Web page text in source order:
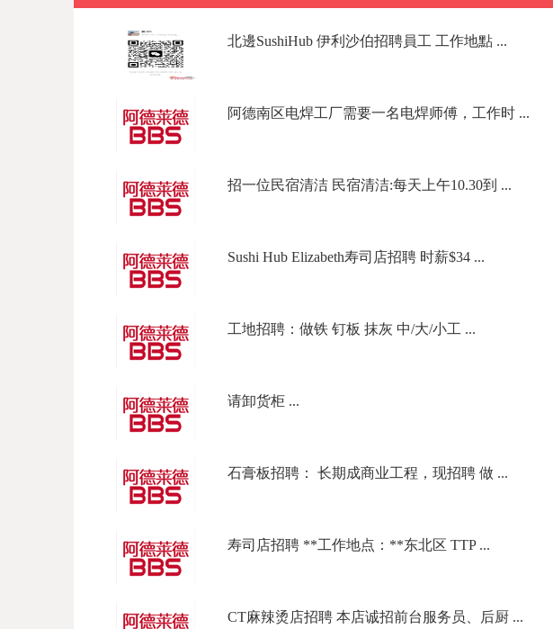
北邊SushiHub 伊利沙伯招聘員工 工作地點 ...
阿德南区电焊工厂需要一名电焊师傅，工作时 ...
招一位民宿清洁 民宿清洁:每天上午10.30到 ...
Sushi Hub Elizabeth寿司店招聘 时薪$34 ...
工地招聘：做铁 钉板 抹灰 中/大/小工 ...
请卸货柜 ...
石膏板招聘： 长期成商业工程，现招聘 做 ...
寿司店招聘 **工作地点：**东北区 TTP ...
CT麻辣烫店招聘 本店诚招前台服务员、后厨 ...